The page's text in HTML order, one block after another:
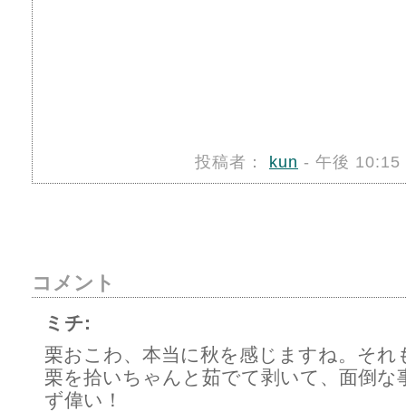
投稿者： kun - 午後
コメント
ミチ:
栗おこわ、本当に秋を感じますね。それ
栗を拾いちゃんと茹でて剥いて、面倒な
ず偉い！